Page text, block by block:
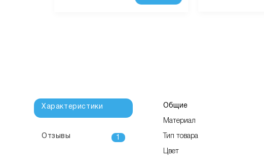
Характеристики
Отзывы 1
Общие
Материал
Тип товара
Цвет